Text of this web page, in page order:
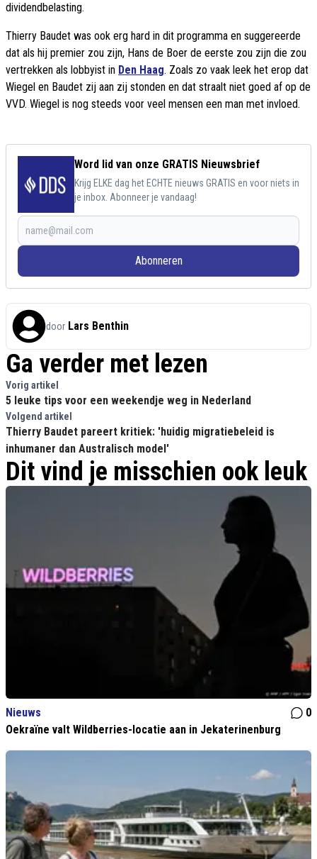
dividendbelasting.
Thierry Baudet was ook erg hard in dit programma en suggereerde
dat als hij premier zou zijn, Hans de Boer de eerste zou zijn die zou
vertrekken als lobbyist in Den Haag. Zoals zo vaak leek het erop dat
Wiegel en Baudet zij aan zij stonden en dat straalt niet goed af op de
VVD. Wiegel is nog steeds voor veel mensen een man met invloed.
Word lid van onze GRATIS Nieuwsbrief
Krijg ELKE dag het ECHTE nieuws GRATIS en voor niets in
je inbox. Abonneer je vandaag!
Abonneren
door Lars Benthin
Ga verder met lezen
Vorig artikel
5 leuke tips voor een weekendje weg in Nederland
Volgend artikel
Thierry Baudet pareert kritiek: 'huidig migratiebeleid is
inhumaner dan Australisch model'
Dit vind je misschien ook leuk
Nieuws
0
Oekraïne valt Wildberries-locatie aan in Jekaterinenburg